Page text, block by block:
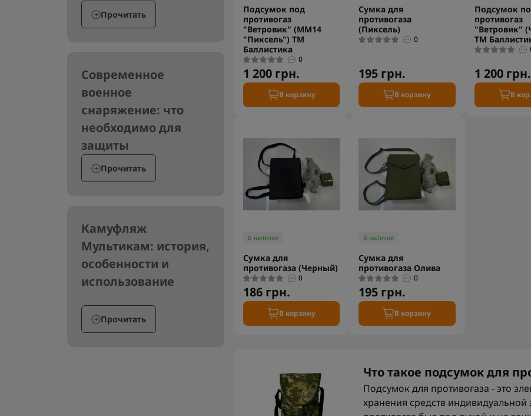
Прочитать
Современное
военное
снаряжение: что
необходимо для
защиты
Прочитать
Камуфляж
Мультикам: история,
особенности и
использование
Прочитать
Подсумок под
противогаз
"Ветровик" (ММ14
"Пиксель") ТМ
Баллистика
0
1 200 грн.
В корзину
Сумка для
противогаза
(Пиксель)
0
195 грн.
В корзину
Подсумок
противогаз
"Ветровик"
ТМ
1 200 грн.
В
В наличии
Сумка для
противогаза (Черный)
0
186 грн.
В корзину
В наличии
Сумка для
противогаза Олива
0
195 грн.
В корзину
Что такое подсумок для
Подсумок для противогаза - это
хранения средств